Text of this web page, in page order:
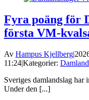
Fyra poäng för
första VM-
Av Hampus Kjellberg|
11:24|Kategorier:
Sveriges damlandslag
Under den [...]